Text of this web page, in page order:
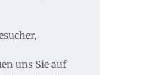
uns Sie auf